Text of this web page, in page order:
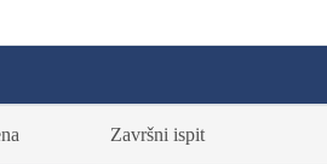
Završni ispit